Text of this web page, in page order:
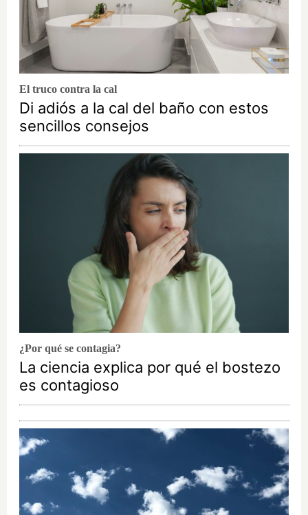
El truco contra la cal
Di adiós a la cal del baño con estos
sencillos consejos
¿Por qué se contagia?
La ciencia explica por qué el bostezo
es contagioso